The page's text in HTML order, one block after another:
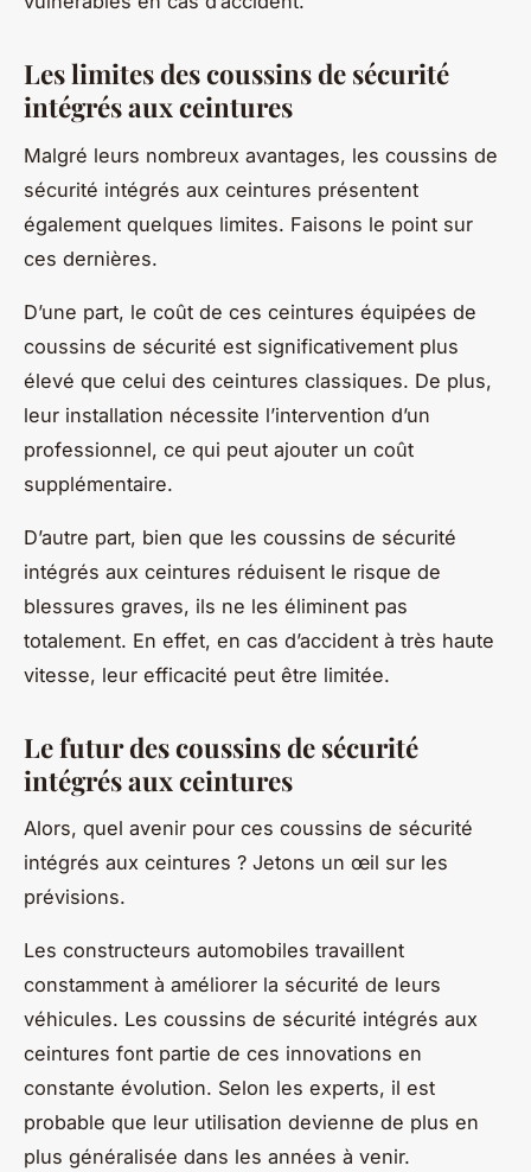
Les limites des coussins de sécurité
intégrés aux ceintures
Malgré leurs nombreux avantages, les coussins de
sécurité intégrés aux ceintures présentent
également quelques limites. Faisons le point sur
ces dernières.
D’une part, le coût de ces ceintures équipées de
coussins de sécurité est significativement plus
élevé que celui des ceintures classiques. De plus,
leur installation nécessite l’intervention d’un
professionnel, ce qui peut ajouter un coût
supplémentaire.
D’autre part, bien que les coussins de sécurité
intégrés aux ceintures réduisent le risque de
blessures graves, ils ne les éliminent pas
totalement. En effet, en cas d’accident à très haute
vitesse, leur efficacité peut être limitée.
Le futur des coussins de sécurité
intégrés aux ceintures
Alors, quel avenir pour ces coussins de sécurité
intégrés aux ceintures ? Jetons un œil sur les
prévisions.
Les constructeurs automobiles travaillent
constamment à améliorer la sécurité de leurs
véhicules. Les coussins de sécurité intégrés aux
ceintures font partie de ces innovations en
constante évolution. Selon les experts, il est
probable que leur utilisation devienne de plus en
plus généralisée dans les années à venir.